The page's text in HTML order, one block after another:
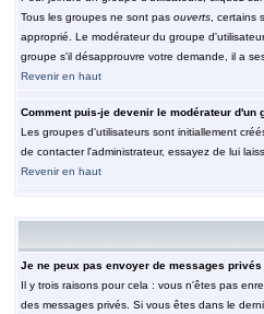
Tous les groupes ne sont pas ouverts, certains
approprié. Le modérateur du groupe
groupe s'il désapprouvre votre demande, il a
Revenir en haut
Comment puis-je devenir le modérateur d'un
Les groupes d'utilisateurs sont initiallement
de contacter l'administrateur, essayez de lui
Revenir en haut
Je ne peux pas envoyer de messages privés
Il y trois raisons pour cela : vous n'êtes pas
des messages privés. Si vous êtes dans le